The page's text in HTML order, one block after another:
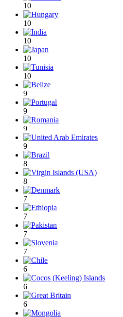
10
10
10
10
10
9
9
9
9
8
8
7
7
7
7
6
6
6